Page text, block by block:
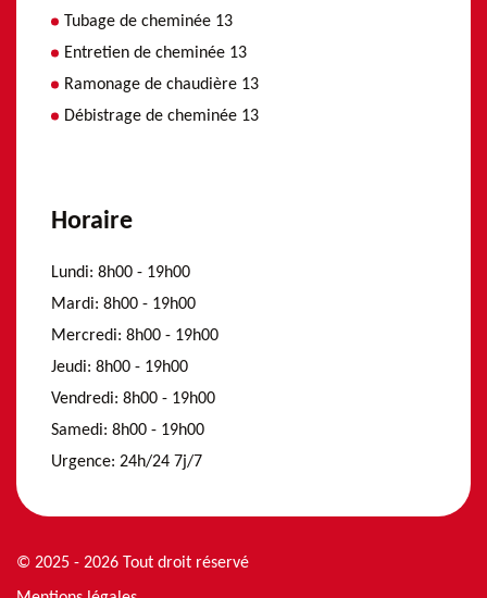
Tubage de cheminée 13
Entretien de cheminée 13
Ramonage de chaudière 13
Débistrage de cheminée 13
Horaire
Lundi: 8h00 - 19h00
Mardi: 8h00 - 19h00
Mercredi: 8h00 - 19h00
Jeudi: 8h00 - 19h00
Vendredi: 8h00 - 19h00
Samedi: 8h00 - 19h00
Urgence: 24h/24 7j/7
© 2025 - 2026 Tout droit réservé